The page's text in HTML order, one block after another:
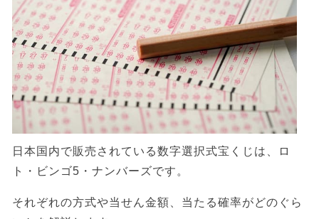
日本国内で販売されている数字選択式宝くじは、ロ
ト・ビンゴ5・ナンバーズです。
それぞれの方式や当せん金額、当たる確率がどのぐら